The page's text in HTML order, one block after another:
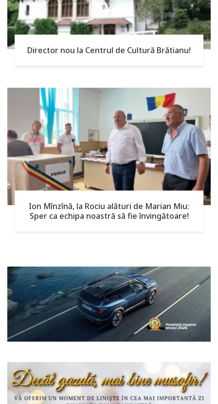
Director nou la Centrul de Cultură Brătianu!
Ion Mînzînă, la Rociu alături de Marian Miu:
Sper ca echipa noastră să fie învingătoare!